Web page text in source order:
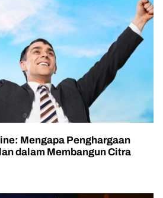
Mengapa Penghargaan
dalam Membangun Citra